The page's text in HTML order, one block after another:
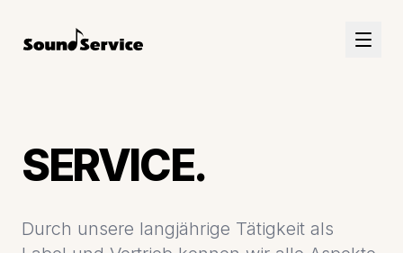
SERVICE.
Durch unsere langjährige Tätigkeit als